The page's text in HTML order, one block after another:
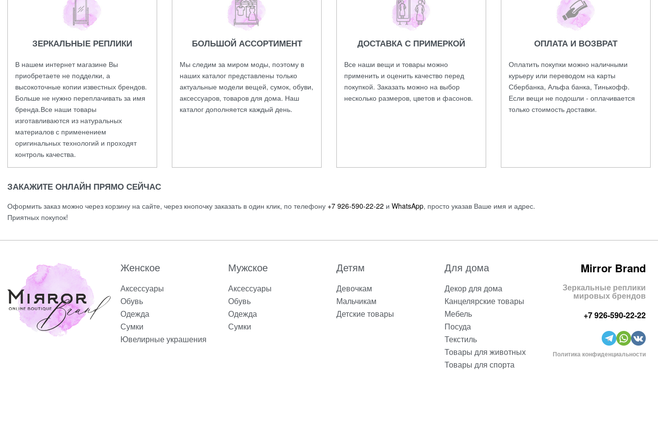
ЗЕРКАЛЬНЫЕ РЕПЛИКИ
В нашем интернет магазине Вы
приобретаете не подделки, а
высокоточные копии известных брендов.
Больше не нужно переплачивать за имя
бренда.Все наши товары
изготавливаются из натуральных
материалов с применением
оригинальных технологий и проходят
контроль качества.
БОЛЬШОЙ АССОРТИМЕНТ
Мы следим за миром моды, поэтому в
наших каталог представлены только
актуальные модели вещей, сумок, обуви,
аксессуаров, товаров для дома. Наш
каталог дополняется каждый день.
ДОСТАВКА С ПРИМЕРКОЙ
Все наши вещи и товары можно
применить и оценить качество перед
покупкой. Заказать можно на выбор
несколько размеров, цветов и фасонов.
ОПЛАТА И ВОЗВРАТ
Оплатить покупки можно наличными
курьеру или переводом на карты
Сбербанка, Альфа банка, Тинькофф.
Если вещи не подошли - оплачивается
только стоимость доставки.
ЗАКАЖИТЕ ОНЛАЙН ПРЯМО СЕЙЧАС
Оформить заказ можно через корзину на сайте, через кнопочку заказать в один клик, по телефону +7 926-590-22-22 и WhatsApp, просто указав Ваше имя и адрес.
Приятных покупок!
Женское
Аксессуары
Обувь
Одежда
Сумки
Ювелирные украшения
Мужское
Аксессуары
Обувь
Одежда
Сумки
Детям
Девочкам
Мальчикам
Детские товары
Для дома
Декор для дома
Канцелярские товары
Мебель
Посуда
Текстиль
Товары для животных
Товары для спорта
Mirror Brand
Зеркальные реплики
мировых брендов
+7 926-590-22-22
Политика конфиденциальности